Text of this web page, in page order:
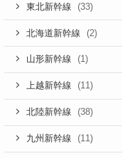
東北新幹線 (33)
北海道新幹線 (2)
山形新幹線 (1)
上越新幹線 (11)
北陸新幹線 (38)
九州新幹線 (11)